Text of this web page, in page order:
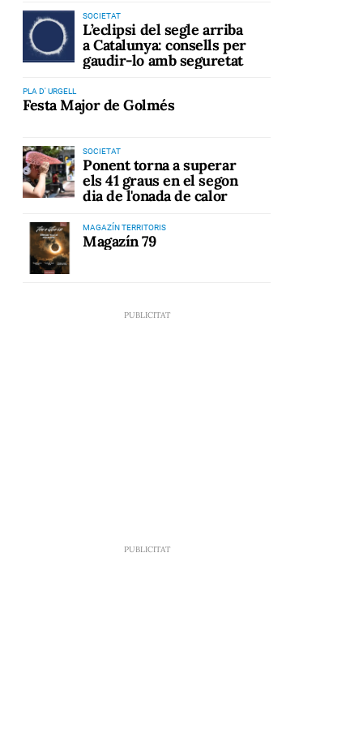
SOCIETAT
L’eclipsi del segle arriba
a Catalunya: consells per
gaudir-lo amb seguretat
PLA D' URGELL
Festa Major de Golmés
SOCIETAT
Ponent torna a superar
els 41 graus en el segon
dia de l'onada de calor
MAGAZÍN TERRITORIS
Magazín 79